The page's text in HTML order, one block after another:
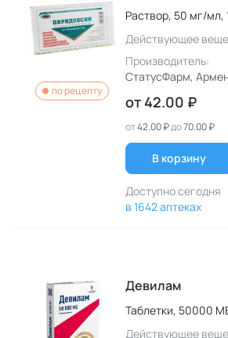
по рецепту
Раствор, 50 мг/мл,
Действующее
Производитель:
СтатусФарм,
от 42.00 ₽
от42.00 ₽до70.00 ₽
В корзину
Доступно сегодня
в 1642 аптеках
Девилам
Таблетки, 50000
Действующее